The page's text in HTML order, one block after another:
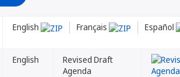
English Français Español
English
Revised Draft
Agenda